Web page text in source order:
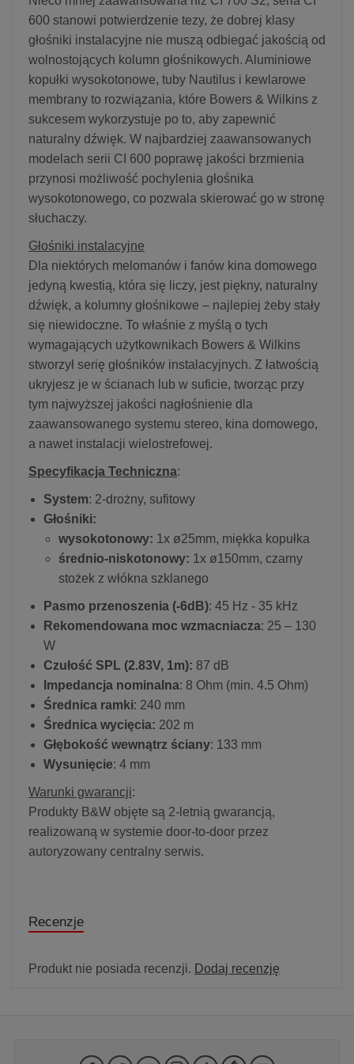
600 stanowi potwierdzenie tezy, że dobrej klasy
głośniki instalacyjne nie muszą odbiegać jakością od
wolnostojących kolumn głośnikowych. Aluminiowe
kopułki wysokotonowe, tuby Nautilus i kewlarowe
membrany to rozwiązania, które Bowers & Wilkins z
sukcesem wykorzystuje po to, aby zapewnić
naturalny dźwięk. W najbardziej zaawansowanych
modelach serii CI 600 poprawę jakości brzmienia
przynosi możliwość pochylenia głośnika
wysokotonowego, co pozwala skierować go w stronę
słuchaczy.
Głośniki instalacyjne
Dla niektórych melomanów i fanów kina domowego
jedyną kwestią, która się liczy, jest piękny, naturalny
dźwięk, a kolumny głośnikowe – najlepiej żeby stały
się niewidoczne. To właśnie z myślą o tych
wymagających użytkownikach Bowers & Wilkins
stworzył serię głośników instalacyjnych. Z łatwością
ukryjesz je w ścianach lub w suficie, tworząc przy
tym najwyższej jakości nagłośnienie dla
zaawansowanego systemu stereo, kina domowego,
a nawet instalacji wielostrefowej.
Specyfikacja Techniczna:
System: 2-drożny, sufitowy
Głośniki:
wysokotonowy: 1x ø25mm, miękka kopułka
średnio-niskotonowy: 1x ø150mm, czarny
stożek z włókna szklanego
Pasmo przenoszenia (-6dB): 45 Hz - 35 kHz
Rekomendowana moc wzmacniacza: 25 – 130
W
Czułość SPL (2.83V, 1m): 87 dB
Impedancja nominalna: 8 Ohm (min. 4.5 Ohm)
Średnica ramki: 240 mm
Średnica wycięcia: 202 m
Głębokość wewnątrz ściany: 133 mm
Wysunięcie: 4 mm
Warunki gwarancji:
Produkty B&W objęte są 2-letnią gwarancją,
realizowaną w systemie door-to-door przez
autoryzowany centralny serwis.
Recenzje
Produkt nie posiada recenzji. Dodaj recenzję